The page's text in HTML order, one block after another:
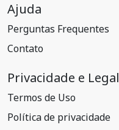
Ajuda
Perguntas Frequentes
Contato
Privacidade e Legal
Termos de Uso
Política de privacidade